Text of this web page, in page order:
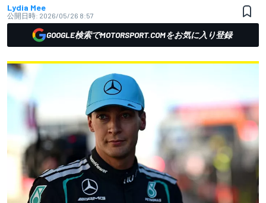
Lydia Mee
公開日時: 2026/05/26 8:57
GOOGLE検索でMOTORSPORT.COMをお気に入り登録